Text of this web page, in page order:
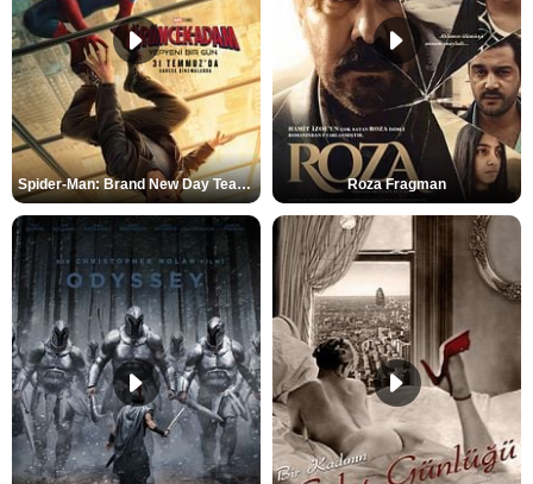
Spider-Man: Brand New Day Teaser Roza Fragman